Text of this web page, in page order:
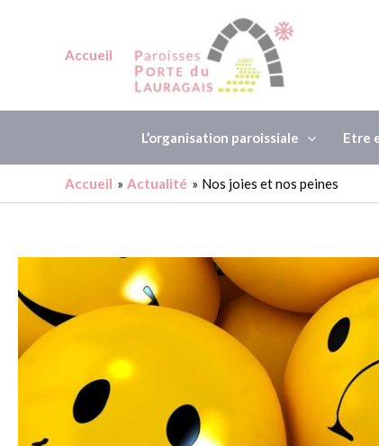
Accueil
L’organisation paroissiale Etre
Accueil Actualité Nos joies et nos peines